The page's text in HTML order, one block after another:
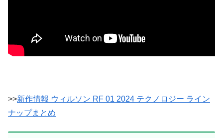
>>新作情報 ウィルソン RF 01 2024 テクノロジー ライン
ナップまとめ